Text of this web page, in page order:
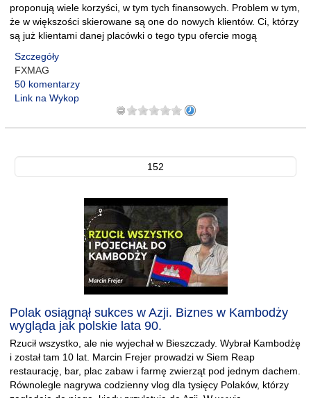
proponują wiele korzyści, w tym tych finansowych. Problem w tym,
że w większości skierowane są one do nowych klientów. Ci, którzy
są już klientami danej placówki o tego typu ofercie mogą
Szczegóły
FXMAG
50 komentarzy
Link na Wykop
152
Polak osiągnął sukces w Azji. Biznes w Kambodży
wygląda jak polskie lata 90.
Rzucił wszystko, ale nie wyjechał w Bieszczady. Wybrał Kambodżę
i został tam 10 lat. Marcin Frejer prowadzi w Siem Reap
restaurację, bar, plac zabaw i farmę zwierząt pod jednym dachem.
Równolegle nagrywa codzienny vlog dla tysięcy Polaków, którzy